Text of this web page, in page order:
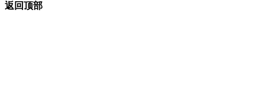
返回顶部